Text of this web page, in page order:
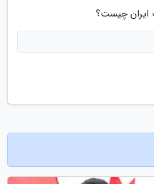
ایران چیست؟